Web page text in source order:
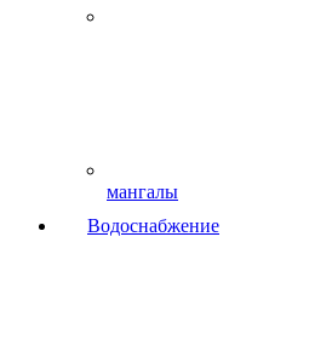
мангалы
Водоснабжение